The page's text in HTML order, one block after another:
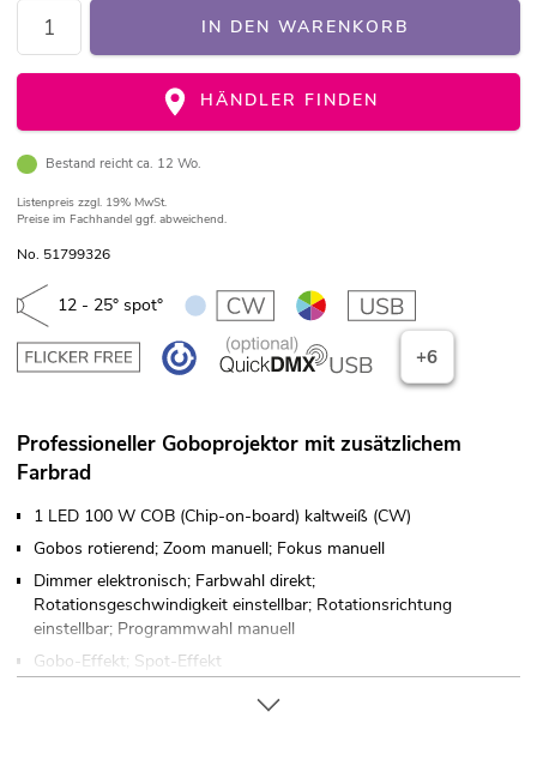
IN DEN WARENKORB
HÄNDLER FINDEN
Bestand reicht ca. 12 Wo.
Listenpreis zzgl. 19% MwSt.
Preise im Fachhandel ggf. abweichend.
No. 51799326
12 - 25° spot°
+6
Professioneller Goboprojektor mit zusätzlichem
Farbrad
1 LED 100 W COB (Chip-on-board) kaltweiß (CW)
Gobos rotierend; Zoom manuell; Fokus manuell
Dimmer elektronisch; Farbwahl direkt;
Rotationsgeschwindigkeit einstellbar; Rotationsrichtung
einstellbar; Programmwahl manuell
Gobo-Effekt; Spot-Effekt
Farbrad mit 5 dichroitischen Farben und offen
Halbfarben anwählbar, Rainbow-Effekt mit variabler